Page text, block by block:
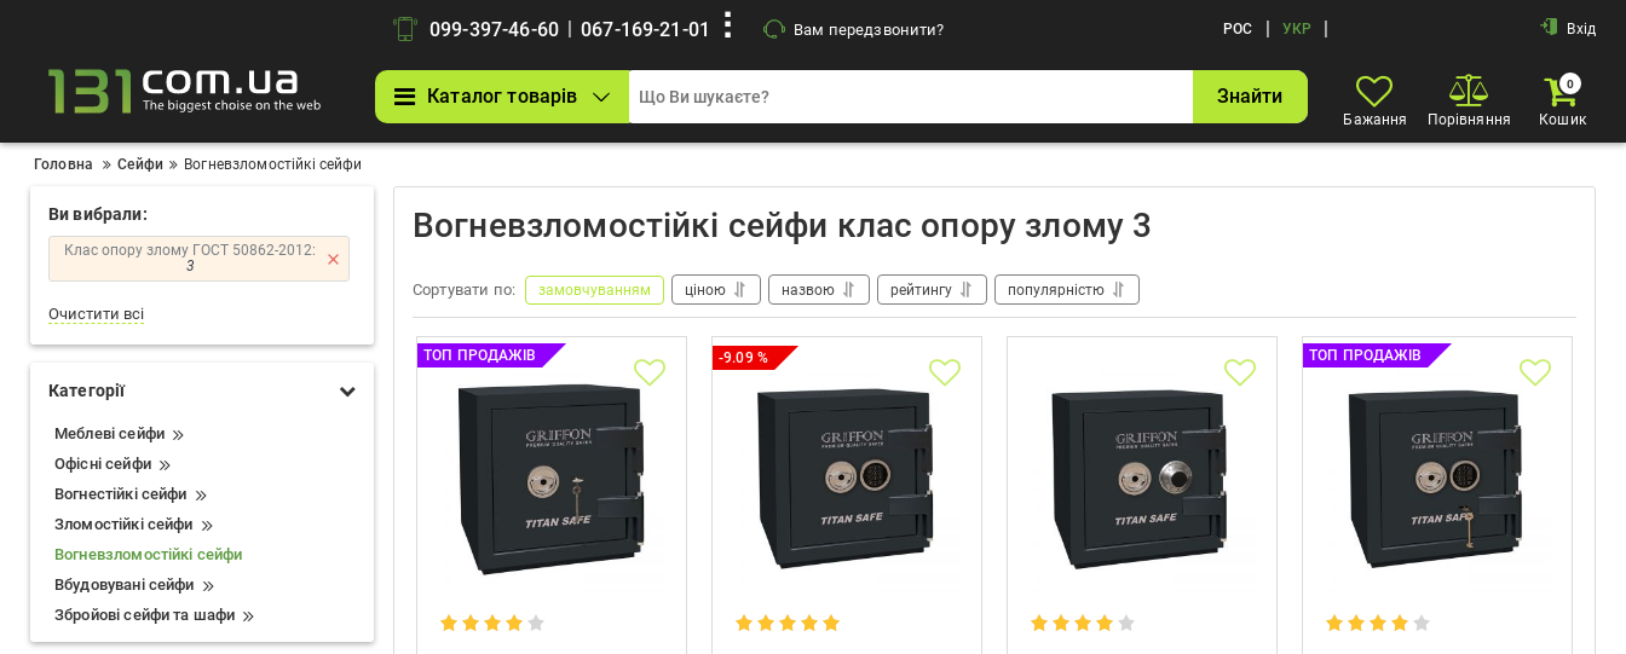
099-397-46-60 | 067-169-21-01 Вам передзвонити? РОС | УКР | Вхід
Каталог товарів Знайти
Бажання Порівняння
0
Кошик
Головна Сейфи Вогневзломостійкі сейфи
Ви вибрали:
Клас опору злому ГОСТ 50862-2012:
3
Очистити всі
Категорії
Меблеві сейфи
Офісні сейфи
Вогнестійкі сейфи
Зломостійкі сейфи
Вогневзломостійкі сейфи
Вбудовувані сейфи
Збройові сейфи та шафи
Вогневзломостійкі сейфи клас опору злому 3
Сортувати по: замовчуванням ціною назвою рейтингу популярністю
ТОП ПРОДАЖІВ -9.09 % ТОП ПРОДАЖІВ